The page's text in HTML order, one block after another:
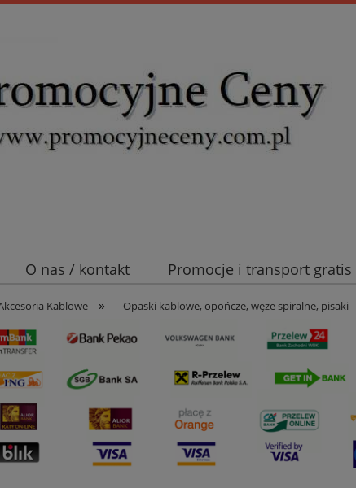
O nas / kontakt Promocje i transport gratis
SN Euromold Nexans Automatyka
Kablowe » Opaski kablowe, opończe, węże spiralne, pisaki